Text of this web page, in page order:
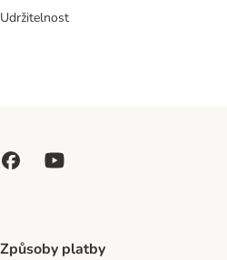
Udržitelnost
Způsoby platby